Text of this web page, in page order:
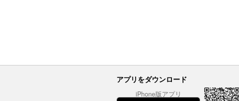
アプリをダウンロード
iPhone版アプリ